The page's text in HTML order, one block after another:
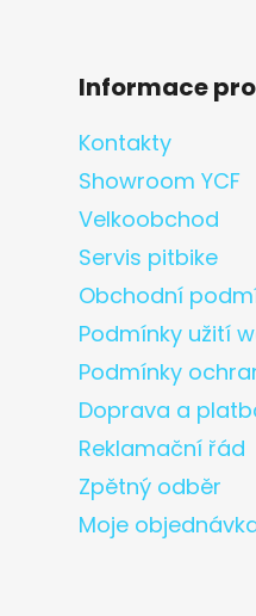
Informace
Kontakty
Showroom YCF
Velkoobchod
Servis pitbike
Obchodní
Podmínky užití
Podmínky
Doprava a
Reklamační řád
Zpětný odběr
Moje